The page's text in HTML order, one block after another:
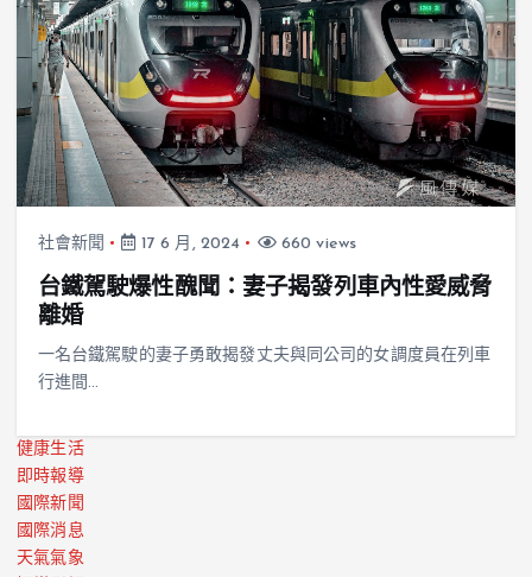
社會新聞 17 6 月, 2024 660 views
台鐵駕駛爆性醜聞：妻子揭發列車內性愛威脅
離婚
一名台鐵駕駛的妻子勇敢揭發丈夫與同公司的女調度員在列車
行進間…
健康生活
即時報導
國際新聞
國際消息
天氣氣象